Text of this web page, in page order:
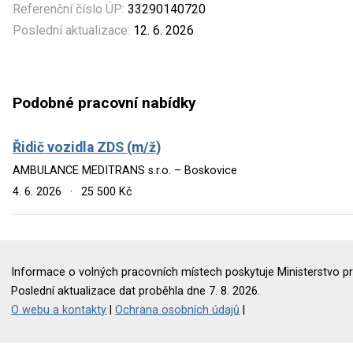
Referenční číslo ÚP: 33290140720
Poslední aktualizace: 12. 6. 2026
Podobné pracovní nabídky
Řidič vozidla ZDS (m/ž)
AMBULANCE MEDITRANS s.r.o. – Boskovice
4. 6. 2026
· 25 500 Kč
Informace o volných pracovních místech poskytuje Ministerstvo
Poslední aktualizace dat proběhla dne 7. 8. 2026.
O webu a kontakty |Ochrana osobních údajů